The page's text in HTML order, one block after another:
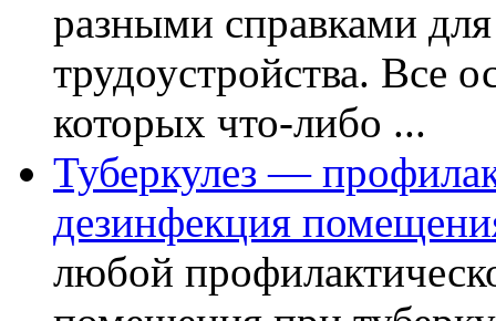
разными справками
трудоустройства. Все
которых что-либо ...
Туберкулез —
дезинфекция
любой